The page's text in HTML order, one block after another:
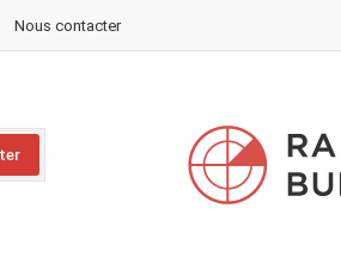
Nous contacter